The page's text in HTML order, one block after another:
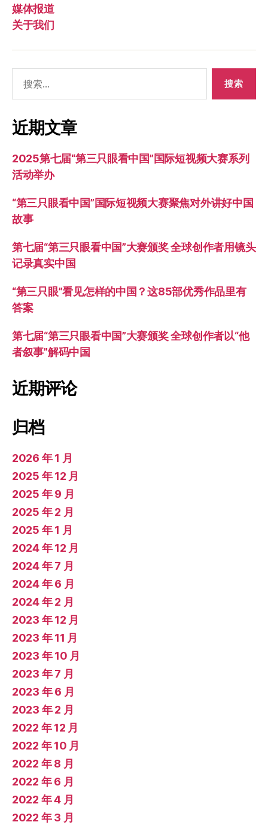
媒体报道
关于我们
索：
近期文章
2025第七届“第三只眼看中国”国际短视频大赛系列
活动举办
“第三只眼看中国”国际短视频大赛聚焦对外讲好中国
故事
第七届“第三只眼看中国”大赛颁奖 全球创作者用镜头
记录真实中国
“第三只眼”看见怎样的中国？这85部优秀作品里有
答案
第七届“第三只眼看中国”大赛颁奖 全球创作者以“他
者叙事”解码中国
近期评论
归档
2026 年 1 月
2025 年 12 月
2025 年 9 月
2025 年 2 月
2025 年 1 月
2024 年 12 月
2024 年 7 月
2024 年 6 月
2024 年 2 月
2023 年 12 月
2023 年 11 月
2023 年 10 月
2023 年 7 月
2023 年 6 月
2023 年 2 月
2022 年 12 月
2022 年 10 月
2022 年 8 月
2022 年 6 月
2022 年 4 月
2022 年 3 月